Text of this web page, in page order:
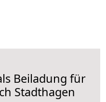
Beiladung für
Stadthagen